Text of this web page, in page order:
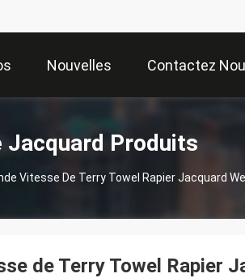
Nouvelles Contactez
Jacquard Produits
Vitesse De Terry Towel Rapier Jacquard
de Terry Towel Rapier